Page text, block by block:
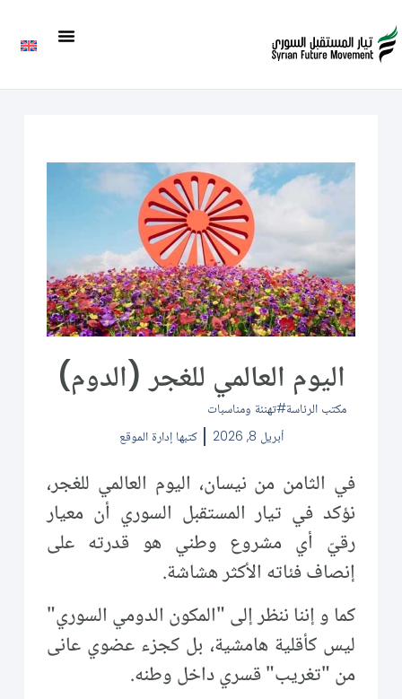
اليوم العالمي للغجر (الدوم)
مكتب الرئاسة تهنئة ومناسبات
أبريل 8, 2026
كتبها إدارة الموقع
في الثامن من نيسان، اليوم العالمي للغجر،
نؤكد في تيار المستقبل السوري أن معيار
رقيّ أي مشروع وطني هو قدرته على
إنصاف فئاته الأكثر هشاشة.
كما و إننا ننظر إلى "المكون الدومي السوري"
ليس كأقلية هامشية، بل كجزء عضوي عانى
من "تغريب" قسري داخل وطنه.